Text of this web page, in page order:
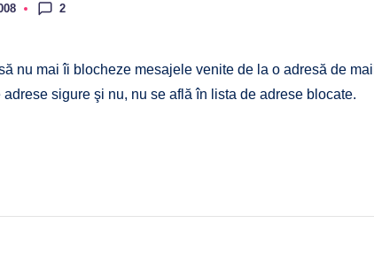
2
nu mai îi blocheze mesajele venite de la o adresă de
sigure şi nu, nu se află în lista de adrese blocate.